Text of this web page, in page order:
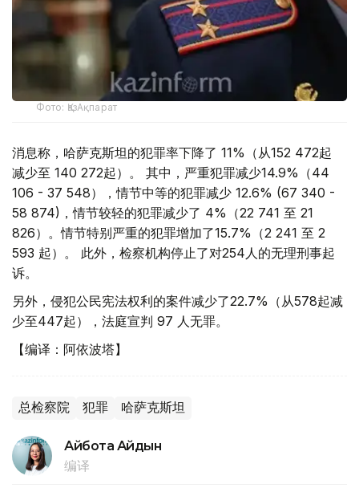
Фото: ҚазАқпарат
消息称，哈萨克斯坦的犯罪率下降了 11%（从152 472起
减少至 140 272起）。 其中，严重犯罪减少14.9%（44
106 - 37 548），情节中等的犯罪减少 12.6% (67 340 -
58 874)，情节较轻的犯罪减少了 4%（22 741 至 21
826）。情节特别严重的犯罪增加了15.7%（2 241 至 2
593 起）。 此外，检察机构停止了对254人的无理刑事起
诉。
另外，侵犯公民宪法权利的案件减少了22.7%（从578起减
少至447起），法庭宣判 97 人无罪。
【编译：阿依波塔】
总检察院 犯罪 哈萨克斯坦
Айбота Айдын
编译